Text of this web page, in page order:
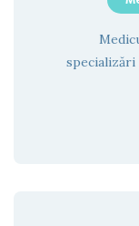
specializări